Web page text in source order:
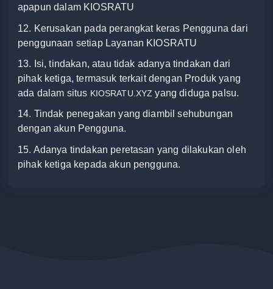
apapun dalam KIOSRATU
12. Kerusakan pada perangkat keras Pengguna dari
penggunaan setiap Layanan KIOSRATU
13. Isi, tindakan, atau tidak adanya tindakan dari
pihak ketiga, termasuk terkait dengan Produk yang
ada dalam situs KIOSRATU.XYZyang diduga palsu.
14. Tindak penegakan yang diambil sehubungan
dengan akun Pengguna.
15. Adanya tindakan peretasan yang dilakukan oleh
pihak ketiga kepada akun pengguna.